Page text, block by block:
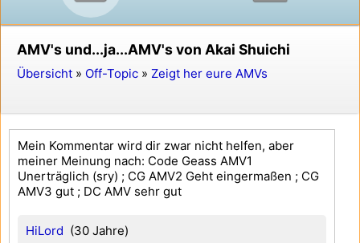
AMV's und...ja...AMV's von Akai Shuichi
Übersicht » Off-Topic » Zeigt her eure AMVs
HiLord (30 Jahre)
Mein Kommentar wird dir zwar nicht helfen, aber
meiner Meinung nach: Code Geass AMV1
Unerträglich (sry) ; CG AMV2 Geht eingermaßen ; CG
AMV3 gut ; DC AMV sehr gut